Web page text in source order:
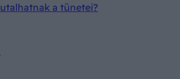
a tünetei?